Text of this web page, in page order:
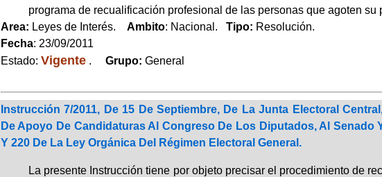
programa de recualificación profesional de las personas que agoten su
Area: Leyes de Interés. Ambito: Nacional. Tipo: Resolución.
Fecha: 23/09/2011
Estado: Vigente. Grupo: General
Instrucción 7/2011, De 15 De Septiembre, De La Junta Electoral
De Apoyo De Candidaturas Al Congreso De Los Diputados, Al
Y 220 De La Ley Orgánica Del Régimen Electoral General.
La presente Instrucción tiene por objeto precisar el procedimiento de